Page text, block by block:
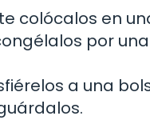
colócalos en
por
a una